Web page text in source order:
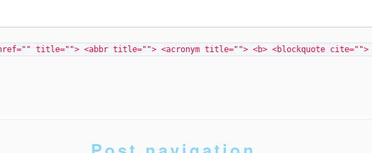
title=""> <abbr title=""> <acronym title=""> <b> <blockquote cite="">